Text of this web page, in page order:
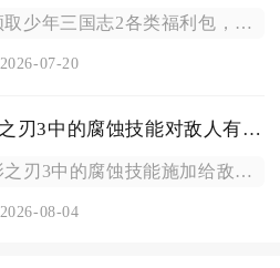
领取少年三国志2各类福利包，核心分为账号基础准入、角色养成门...
2026-07-20
影之刃3中的腐蚀技能对敌人有何影响
影之刃3中的腐蚀技能施加给敌人后，核心带来持续腐蚀伤害、防御...
2026-08-04